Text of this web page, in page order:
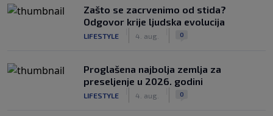
Zašto se zacrvenimo od stida?
Odgovor krije ljudska evolucija
LIFESTYLE 4. aug. 0
Proglašena najbolja zemlja za
preseljenje u 2026. godini
LIFESTYLE 4. aug. 0